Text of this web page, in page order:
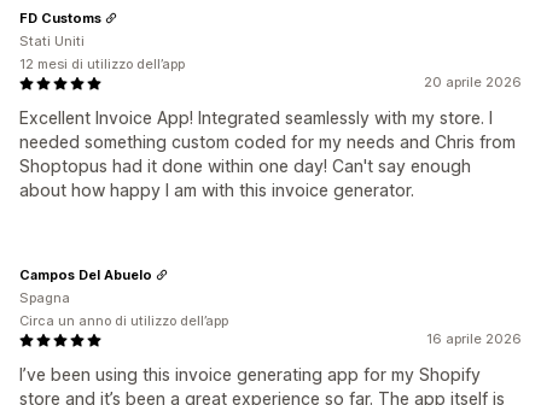
20 aprile 2026
Excellent Invoice App! Integrated seamlessly with my store. I
needed something custom coded for my needs and Chris from
Shoptopus had it done within one day! Can't say enough
about how happy I am with this invoice generator.
FD Customs
Stati Uniti
12 mesi di utilizzo dell’app
16 aprile 2026
I’ve been using this invoice generating app for my Shopify
store and it’s been a great experience so far. The app itself is
Campos Del Abuelo
Spagna
Circa un anno di utilizzo dell’app